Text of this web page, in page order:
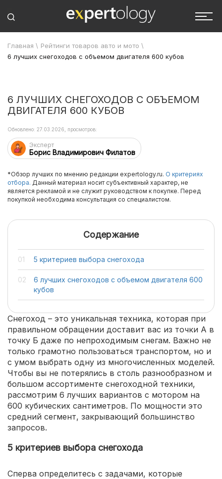
Главная \ Рейтинги товаров авто и мото \
6 лучших снегоходов с объемом двигателя 600 кубов
6 ЛУЧШИХ СНЕГОХОДОВ С ОБЪЕМОМ
ДВИГАТЕЛЯ 600 КУБОВ
Эксперт
Борис Владимирович Филатов
Обновлено: 27.03.2026, просмотров:
*Обзор лучших по мнению редакции expertology.ru. О критериях
отбора. Данный материал носит субъективный характер, не
является рекламой и не служит руководством к покупке. Перед
покупкой необходима консультация со специалистом.
Содержание
5 критериев выбора снегохода
6 лучших снегоходов с объемом двигателя 600
кубов
Снегоход – это уникальная техника, которая при
правильном обращении доставит вас из точки А в
точку Б даже по непроходимым снегам. Важно не
только грамотно пользоваться транспортом, но и
с умом выбрать одну из многочисленных моделей.
Чтобы вы не потерялись в столь разнообразном и
большом ассортименте снегоходной техники,
рассмотрим 6 лучших вариантов с мотором на
600 кубических сантиметров. По мощности это
средний сегмент, закрывающий большинство
запросов.
5 критериев выбора снегохода
Сперва определитесь с задачами, которые